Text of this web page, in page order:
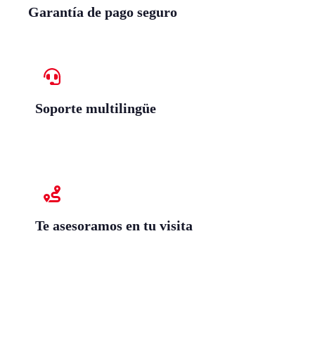
Garantía de pago seguro
Soporte multilingüe
Te asesoramos en tu visita